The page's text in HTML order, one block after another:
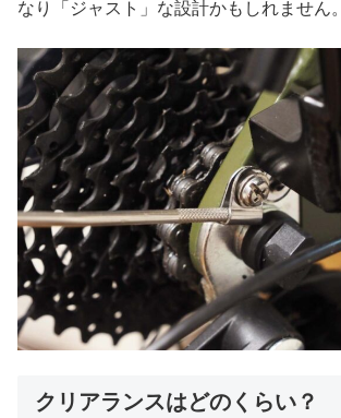
なり「ジャスト」な設計かもしれません。
クリアランスはどのくらい？